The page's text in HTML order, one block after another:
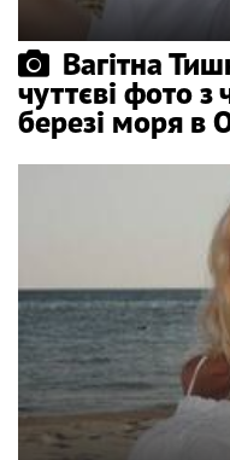
Вагітна
чуттєві фото з
березі моря в